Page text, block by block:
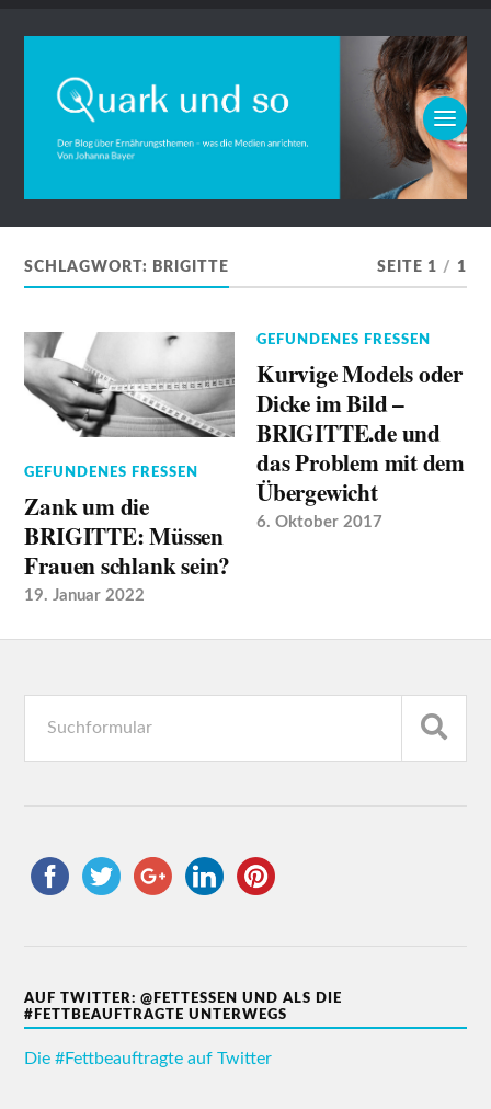
SCHLAGWORT: BRIGITTE SEITE 1 / 1
GEFUNDENES FRESSEN
Zank um die
BRIGITTE: Müssen
Frauen schlank sein?
19. Januar 2022
GEFUNDENES FRESSEN
Kurvige Models oder
Dicke im Bild –
BRIGITTE.de und
das Problem mit dem
Übergewicht
6. Oktober 2017
AUF TWITTER: @FETTESSEN UND ALS DIE
#FETTBEAUFTRAGTE UNTERWEGS
Die #Fettbeauftragte auf Twitter